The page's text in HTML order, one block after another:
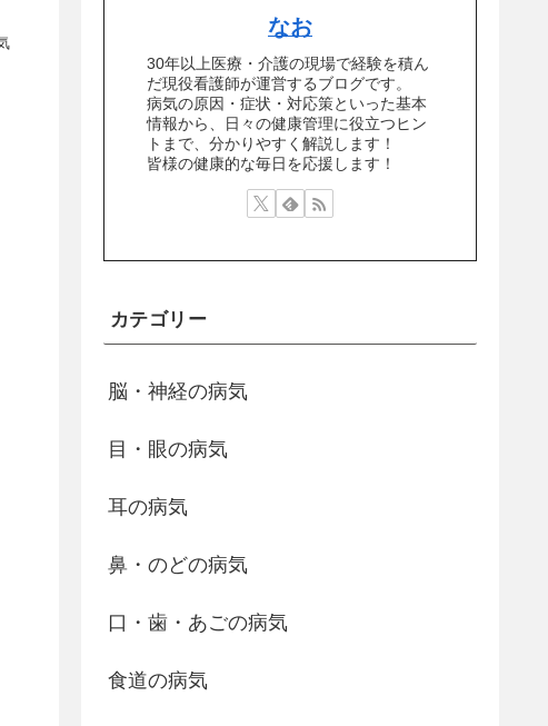
なお
30年以上医療・介護の現場で経験を積ん
だ現役看護師が運営するブログです。
病気の原因・症状・対応策といった基本
情報から、日々の健康管理に役立つヒン
トまで、分かりやすく解説します！
皆様の健康的な毎日を応援します！
カテゴリー
脳・神経の病気
目・眼の病気
耳の病気
鼻・のどの病気
口・歯・あごの病気
食道の病気